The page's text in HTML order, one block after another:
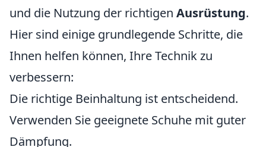
und die Nutzung der richtigen Ausrüstung.
Hier sind einige grundlegende Schritte, die
Ihnen helfen können, Ihre Technik zu
verbessern:
Die richtige Beinhaltung ist entscheidend.
Verwenden Sie geeignete Schuhe mit guter
Dämpfung.